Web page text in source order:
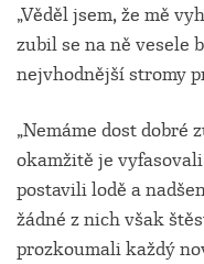
„Věděl jsem, že mě
zubil se na ně vesele
nejvhodnější stromy
„Nemáme dost dobré
okamžitě je
postavili lodě a
žádné z nich však
prozkoumali každý